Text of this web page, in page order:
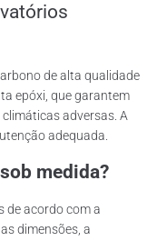
de alta qualidade
epóxi, que garantem
adversas. A
adequada.
medida?
de acordo com a
dimensões, a